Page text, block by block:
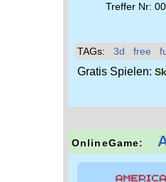
Treffer Nr:
TAGs: 3d free
Gratis Spielen:
OnlineGame: